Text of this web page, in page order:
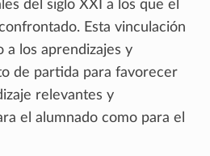
del siglo XXI a los que el
Esta vinculación
a los aprendizajes y
de partida para favorecer
relevantes y
el alumnado como para el